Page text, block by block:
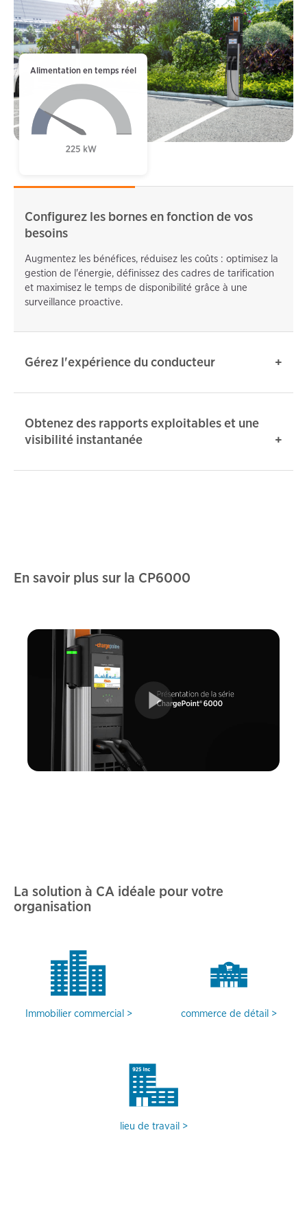
Alimentation en temps réel
Configurez les bornes en fonction de vos
besoins
Augmentez les bénéfices, réduisez les coûts : optimisez la
gestion de l'énergie, définissez des cadres de tarification
et maximisez le temps de disponibilité grâce à une
surveillance proactive.
Gérez l'expérience du conducteur
Obtenez des rapports exploitables et une
visibilité instantanée
En savoir plus sur la CP6000
La solution à CA idéale pour votre
organisation
Immobilier commercial commerce de détail
lieu de travail